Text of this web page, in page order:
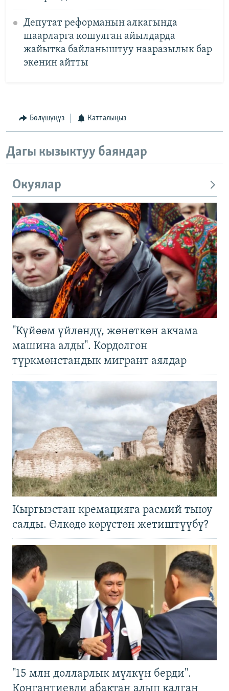
Депутат реформанын алкагында
шаарларга кошулган айылдарда
жайытка байланыштуу нааразылык бар
экенин айтты
Бөлүшүңүз Катталыңыз
Дагы кызыктуу баяндар
Окуялар
"Күйөөм үйлөндү, жөнөткөн акчама
машина алды". Кордолгон
түркмөнстандык мигрант аялдар
Кыргызстан кремацияга расмий тыюу
салды. Өлкөдө көрүстөн жетиштүүбү?
"15 млн долларлык мүлкүн берди".
Конгантиевди абактан алып калган